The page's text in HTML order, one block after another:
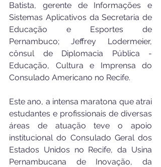
Batista, gerente de Informações e
Sistemas Aplicativos da Secretaria de
Educação e Esportes de
Pernambuco; Jeffrey Lodermeier,
cônsul de Diplomacia Pública -
Educação, Cultura e Imprensa do
Consulado Americano no Recife.
Este ano, a intensa maratona que atrai
estudantes e profissionais de diversas
áreas de atuação teve o apoio
institucional do Consulado Geral dos
Estados Unidos no Recife, da Usina
Pernambucana de Inovação, da